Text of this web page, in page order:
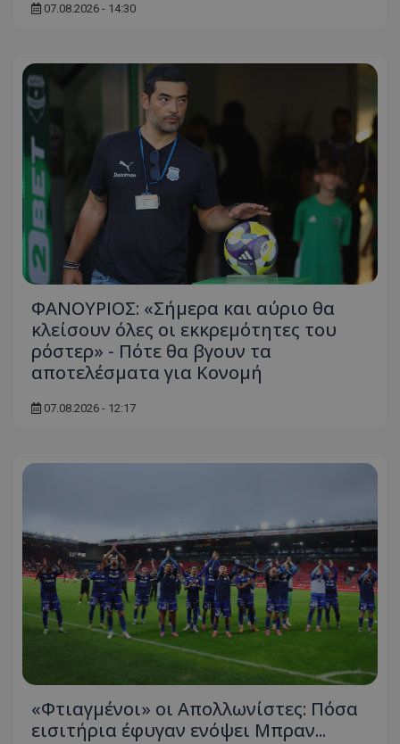
07.08.2026 - 14:30
ΦΑΝΟΥΡΙΟΣ: «Σήμερα και αύριο θα
κλείσουν όλες οι εκκρεμότητες του
ρόστερ» - Πότε θα βγουν τα
αποτελέσματα για Κονομή
07.08.2026 - 12:17
«Φτιαγμένοι» οι Απολλωνίστες: Πόσα
εισιτήρια έφυγαν ενόψει Μπραν...